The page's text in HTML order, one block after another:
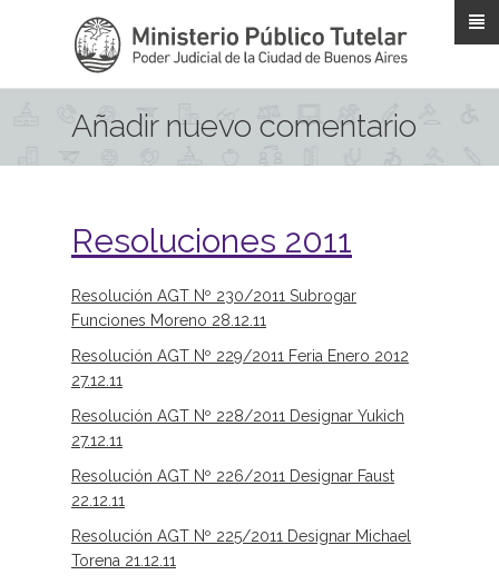
Añadir nuevo comentario
Resoluciones 2011
Resolución AGT Nº 230/2011 Subrogar
Funciones Moreno 28.12.11
Resolución AGT Nº 229/2011 Feria Enero 2012
27.12.11
Resolución AGT Nº 228/2011 Designar Yukich
27.12.11
Resolución AGT Nº 226/2011 Designar Faust
22.12.11
Resolución AGT Nº 225/2011 Designar Michael
Torena 21.12.11